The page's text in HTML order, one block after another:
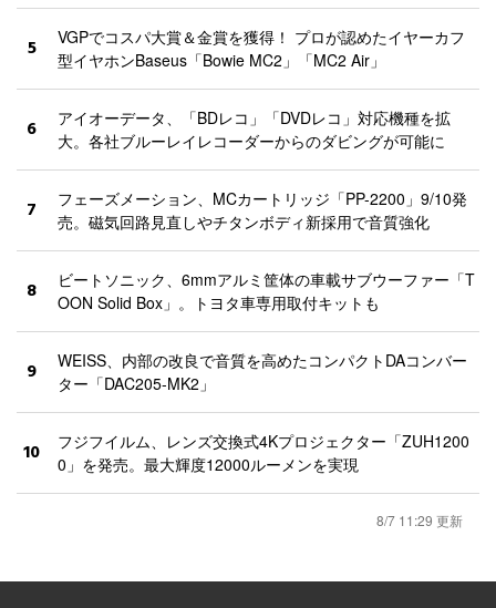
5
VGPでコスパ大賞＆金賞を獲得！ プロが認めたイヤーカフ
型イヤホンBaseus「Bowie MC2」「MC2 Air」
6
アイオーデータ、「BDレコ」「DVDレコ」対応機種を拡
大。各社ブルーレイレコーダーからのダビングが可能に
7
フェーズメーション、MCカートリッジ「PP-2200」9/10発
売。磁気回路見直しやチタンボディ新採用で音質強化
8
ビートソニック、6mmアルミ筐体の車載サブウーファー「T
OON Solid Box」。トヨタ車専用取付キットも
9
WEISS、内部の改良で音質を高めたコンパクトDAコンバー
ター「DAC205-MK2」
10
フジフイルム、レンズ交換式4Kプロジェクター「ZUH1200
0」を発売。最大輝度12000ルーメンを実現
8/7 11:29 更新